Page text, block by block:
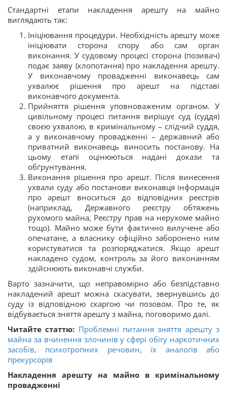
Стандартні етапи накладення арешту на майно
виглядають так:
Ініціювання процедури. Необхідність арешту може
ініціювати сторона спору або сам орган
виконання. У судовому процесі сторона (позивач)
подає заяву (клопотання) про накладення арешту.
У виконавчому провадженні виконавець сам
ухвалює рішення про арешт на підставі
виконавчого документа.
Прийняття рішення уповноваженим органом. У
цивільному процесі питання вирішує суд (суддя)
своєю ухвалою, в кримінальному – слідчий суддя,
а у виконавчому провадженні – державний або
приватний виконавець виносить постанову. На
цьому етапі оцінюються надані докази та
обґрунтування.
Виконання рішення про арешт. Після винесення
ухвали суду або постанови виконавця інформація
про арешт вноситься до відповідних реєстрів
(наприклад, Державного реєстру обтяжень
рухомого майна, Реєстру прав на нерухоме майно
тощо). Майно може бути фактично вилучене або
опечатане, а власнику офіційно заборонено ним
користуватися та розпоряджатися. Якщо арешт
накладено судом, контроль за його виконанням
здійснюють виконавчі служби.
Варто зазначити, що неправомірно або безпідставно
накладений арешт можна скасувати, звернувшись до
суду із відповідною скаргою чи позовом. Про те, як
відбувається зняття арешту з майна, поговоримо далі.
Читайте статтю: Проблемні питання зняття арешту з
майна за вчинення злочинів у сфері обігу наркотичних
засобів, психотропних речовин, їх аналогів або
прекурсорів
Накладення арешту на майно в кримінальному
провадженні